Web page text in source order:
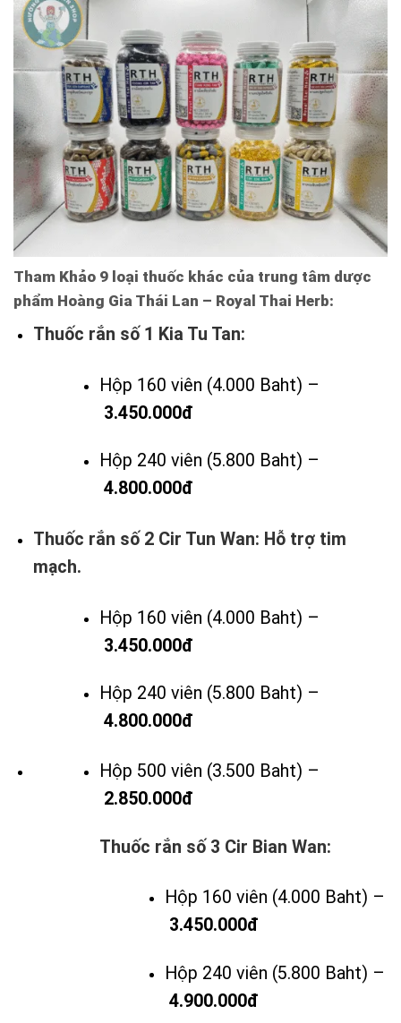
Tham Khảo 9 loại thuốc khác của trung tâm dược
phẩm Hoàng Gia Thái Lan – Royal Thai Herb:
Thuốc rắn số 1 Kia Tu Tan:
Hộp 160 viên (4.000 Baht) –
3.450.000đ
Hộp 240 viên (5.800 Baht) –
4.800.000đ
Thuốc rắn số 2 Cir Tun Wan: Hỗ trợ tim
mạch.
Hộp 160 viên (4.000 Baht) –
3.450.000đ
Hộp 240 viên (5.800 Baht) –
4.800.000đ
Hộp 500 viên (3.500 Baht) –
2.850.000đ
Thuốc rắn số 3 Cir Bian Wan:
Hộp 160 viên (4.000 Baht) –
3.450.000đ
Hộp 240 viên (5.800 Baht) –
4.900.000đ